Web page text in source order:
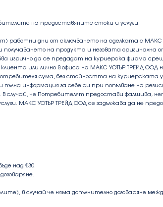
на предоставяните стоки и услуги.
работни дни от сключването на сделката с МАКС
получаването на продукта и неговата
изрично да се предадат на куриерска фирма
или лично в офиса на МАКС УОТЪР ТРЕЙД ООД на
сума, без стойността на куриерската
информация за себе си при попълване на
случай, че Потребителят предостави фалшива,
МАКС УОТЪР ТРЕЙД ООД се задължава да не
над €30.
в случай че няма допълнително договаряне